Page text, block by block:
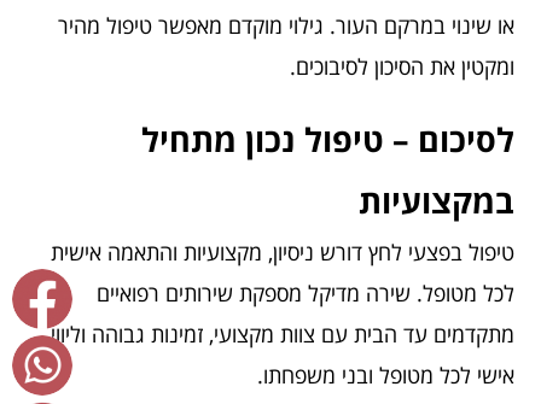
או שינוי במרקם העור. גילוי מוקדם מאפשר טיפול מהיר
ומקטין את הסיכון לסיבוכים.
לסיכום – טיפול נכון מתחיל
במקצועיות
טיפול בפצעי לחץ דורש ניסיון, מקצועיות והתאמה אישית
לכל מטופל. שירה מדיקל מספקת שירותים רפואיים
מתקדמים עד הבית עם צוות מקצועי, זמינות גבוהה וליווי
אישי לכל מטופל ובני משפחתו.